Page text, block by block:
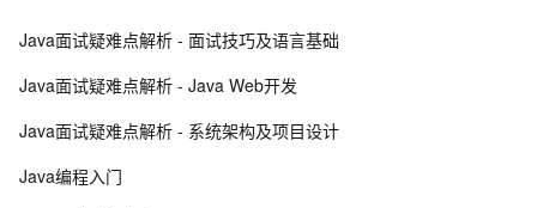
8 方块人 Java并发——volatile关键字
10java中两种添加监听器的策略
Java面试疑难点解析 - 面试技巧及语言基础
Java面试疑难点解析 - Java Web开发
Java面试疑难点解析 - 系统架构及项目设计
Java编程入门